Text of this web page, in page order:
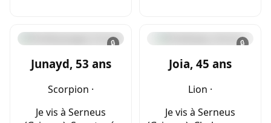
🔒
Junayd, 53 ans
Scorpion ·
Je vis à Serneus
🔒
Joia, 45 ans
Lion ·
Je vis à Serneus